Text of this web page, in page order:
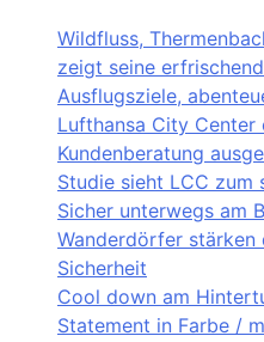
Wildfluss,
zeigt seine
Ausflugsziele,
Lufthansa City
Kundenberatung
Studie sieht LCC zum
Sicher unterwegs am
Wanderdörfer stärken
Sicherheit
Cool down am
Statement in Farbe /